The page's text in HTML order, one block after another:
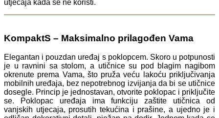
utjecaja kada se ne koristi.
KompaktS – Maksimalno prilagođen Vama
Elegantan i pouzdan uređaj s poklopcem. Skoro u potpunosti
je u ravnini sa stolom, a utičnice su pod blagim nagibom
okrenute prema Vama, što pruža veću lakoću priključivanja
mobilnih uređaja, bez nepotrebnog izvijanja da bi se utičnice
dosegle. Princip je jednostavan, otvorite poklopac i priključite
se. Poklopac uređaja ima funkciju zaštite utičnica od
vanjskih utjecaja, prosutih tekućina i prašine, a ujedno je i